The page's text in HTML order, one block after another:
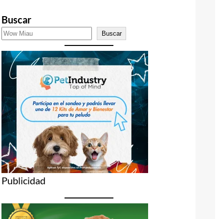
Buscar
Buscar
Publicidad